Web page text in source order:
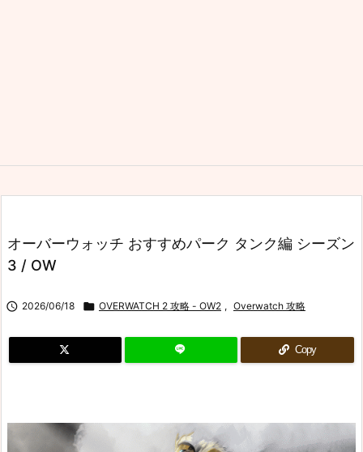
オーバーウォッチ おすすめパーク タンク編 シーズン
3 / OW
 2026/06/18  OVERWATCH 2 攻略 - OW2 , Overwatch 攻略
Copy